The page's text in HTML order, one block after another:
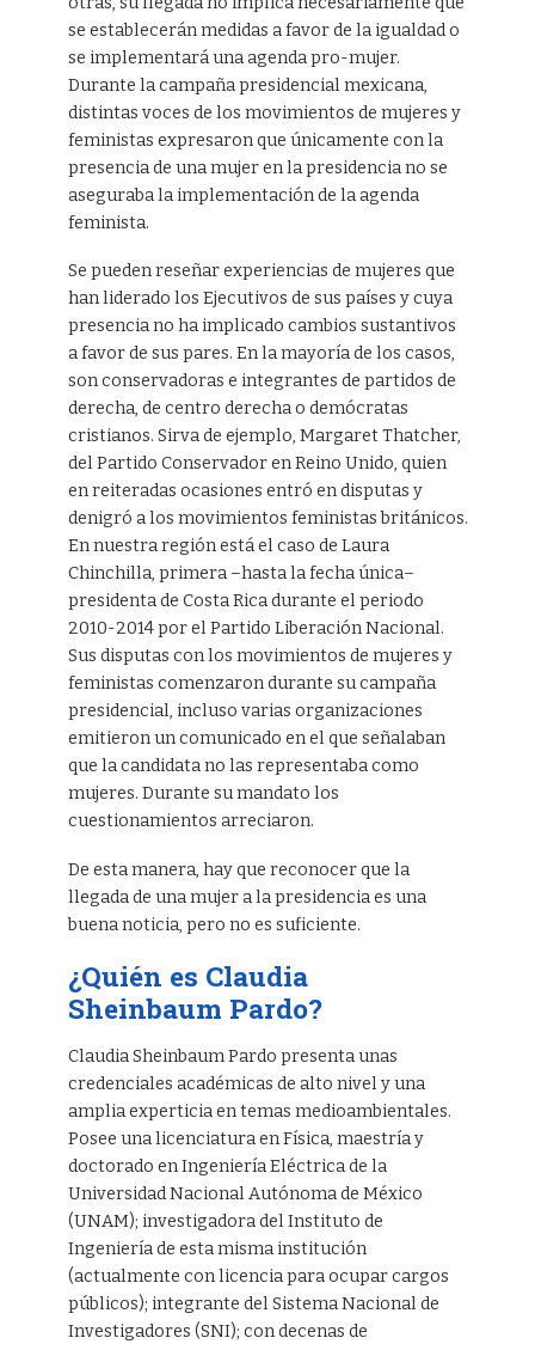
se establecerán medidas a favor de la igualdad o
se implementará una agenda pro-mujer.
Durante la campaña presidencial mexicana,
distintas voces de los movimientos de mujeres y
feministas expresaron que únicamente con la
presencia de una mujer en la presidencia no se
aseguraba la implementación de la agenda
feminista.
Se pueden reseñar experiencias de mujeres que
han liderado los Ejecutivos de sus países y cuya
presencia no ha implicado cambios sustantivos
a favor de sus pares. En la mayoría de los casos,
son conservadoras e integrantes de partidos de
derecha, de centro derecha o demócratas
cristianos. Sirva de ejemplo, Margaret Thatcher,
del Partido Conservador en Reino Unido, quien
en reiteradas ocasiones entró en disputas y
denigró a los movimientos feministas británicos.
En nuestra región está el caso de Laura
Chinchilla, primera –hasta la fecha única–
presidenta de Costa Rica durante el periodo
2010-2014 por el Partido Liberación Nacional.
Sus disputas con los movimientos de mujeres y
feministas comenzaron durante su campaña
presidencial, incluso varias organizaciones
emitieron un comunicado en el que señalaban
que la candidata no las representaba como
mujeres. Durante su mandato los
cuestionamientos arreciaron.
De esta manera, hay que reconocer que la
llegada de una mujer a la presidencia es una
buena noticia, pero no es suficiente.
¿Quién es Claudia
Sheinbaum Pardo?
Claudia Sheinbaum Pardo presenta unas
credenciales académicas de alto nivel y una
amplia experticia en temas medioambientales.
Posee una licenciatura en Física, maestría y
doctorado en Ingeniería Eléctrica de la
Universidad Nacional Autónoma de México
(UNAM); investigadora del Instituto de
Ingeniería de esta misma institución
(actualmente con licencia para ocupar cargos
públicos); integrante del Sistema Nacional de
Investigadores (SNI); con decenas de